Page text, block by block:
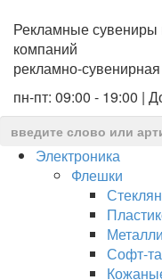
Рекламные сувениры
компаний
рекламно-
пн-пт: 09:00 - 19:00 |
Электроника
Флешки
Софт-